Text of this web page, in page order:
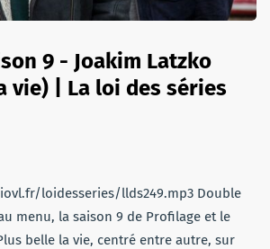
9 - Joakim Latzko
vie) | La loi des séries
loidesseries/llds249.mp3 Double
menu, la saison 9 de Profilage et le
belle la vie, centré entre autre, sur